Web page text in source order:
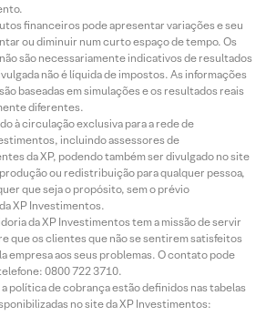
financeiros pode apresentar variações e seu
ou diminuir num curto espaço de tempo. Os
são necessariamente indicativos de resultados
não é líquida de impostos. As informações
baseadas em simulações e os resultados reais
diferentes.
à circulação exclusiva para a rede de
incluindo assessores de
da XP, podendo também ser divulgado no site
ou redistribuição para qualquer pessoa,
que seja o propósito, sem o prévio
XP Investimentos.
da XP Investimentos tem a missão de servir
que os clientes que não se sentirem satisfeitos
empresa aos seus problemas. O contato pode
0800 722 3710.
política de cobrança estão definidos nas tabelas
no site da XP Investimentos: